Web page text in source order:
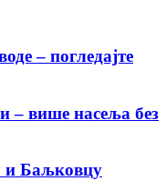
– погледајте
– више насеља без
и Баљковцу